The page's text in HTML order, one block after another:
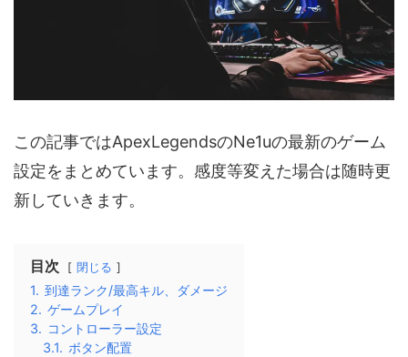
この記事ではApexLegendsのNe1uの最新のゲーム
設定をまとめています。感度等変えた場合は随時更
新していきます。
目次 閉じる
1. 到達ランク/最高キル、ダメージ
2. ゲームプレイ
3. コントローラー設定
3.1. ボタン配置